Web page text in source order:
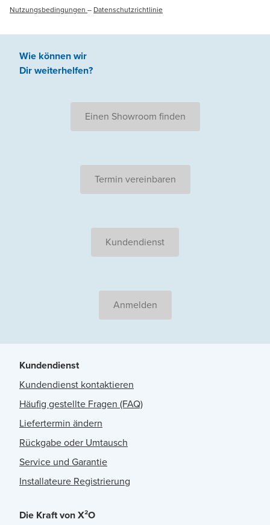
Nutzungsbedingungen – Datenschutzrichtlinie
Wie können wir
Dir weiterhelfen?
Einen Showroom finden
Termin vereinbaren
Kundendienst
Anmelden
Kundendienst
Kundendienst kontaktieren
Häufig gestellte Fragen (FAQ)
Liefertermin ändern
Rückgabe oder Umtausch
Service und Garantie
Installateure Registrierung
Die Kraft von X²O